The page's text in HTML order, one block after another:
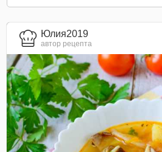
Юлия2019
автор рецепта